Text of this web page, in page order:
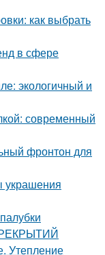
как выбрать
в сфере
экологичный и
современный
фронтон для
Утепление